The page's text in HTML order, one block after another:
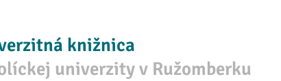
knižnica
univerzity v Ružomberku